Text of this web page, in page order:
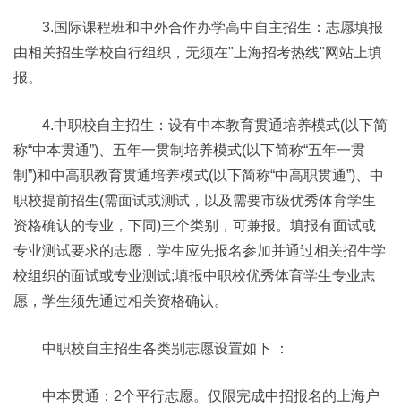
3.国际课程班和中外合作办学高中自主招生：志愿填报
由相关招生学校自行组织，无须在"上海招考热线"网站上填
报。
4.中职校自主招生：设有中本教育贯通培养模式(以下简
称“中本贯通”)、五年一贯制培养模式(以下简称“五年一贯
制”)和中高职教育贯通培养模式(以下简称“中高职贯通”)、中
职校提前招生(需面试或测试，以及需要市级优秀体育学生
资格确认的专业，下同)三个类别，可兼报。填报有面试或
专业测试要求的志愿，学生应先报名参加并通过相关招生学
校组织的面试或专业测试;填报中职校优秀体育学生专业志
愿，学生须先通过相关资格确认。
中职校自主招生各类别志愿设置如下 ：
中本贯通：2个平行志愿。仅限完成中招报名的上海户